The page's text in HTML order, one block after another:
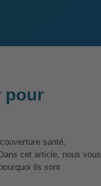
pour
santé.
cet article, nous vous
ils sont